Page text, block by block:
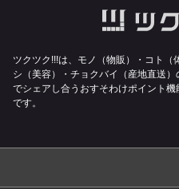
12月メディスト便
11月メディスト
2023/10/0910月メディスト便
2023/09/05出張による休診の
ツクツク!!!は、モノ（物販）・コト（
シ（美容）・チョクバイ（産地直送）
でシェアし合うおすそわけポイント
です。